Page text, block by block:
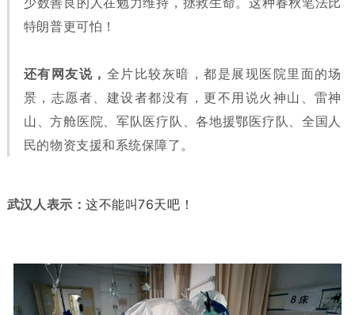
特朗普更可怕！
还有网友说， 全片比较灰暗，都是展现医院里面的场
景，志愿者、建设者都没有，更不用说火神山、雷神
山、方舱医院、军队医疗队、各地援鄂医疗队、全国人
民的物资支援和系统保障了。
武汉人表示：这不能叫76天吧！